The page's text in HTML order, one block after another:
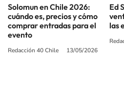
Solomun en Chile 2026:
cuándo es, precios y cómo
comprar entradas para el
evento
Redacción 40 Chile 13/05/2026
Ed
las